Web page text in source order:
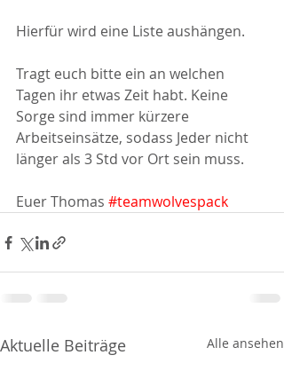
Hierfür wird eine Liste aushängen.
Tragt euch bitte ein an welchen
Tagen ihr etwas Zeit habt. Keine
Sorge sind immer kürzere
Arbeitseinsätze, sodass Jeder nicht
länger als 3 Std vor Ort sein muss.
Euer Thomas #teamwolvespack
Aktuelle Beiträge Alle ansehen